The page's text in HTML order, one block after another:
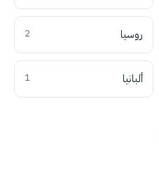
روسيا 2
ألبانيا 1